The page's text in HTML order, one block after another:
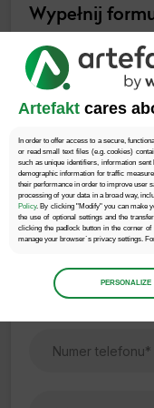
Artefakt cares
In order to offer access to a secure,
or read small text files (e.g. cookies)
such as unique identifiers, information
demographic information for traffic
their performance in order to improve user
processing of your data in a broad way,
Policy. By clicking "Modify" you can make
the use of optional settings and the
clicking the padlock button in the corner
manage your browser`s privacy settings.
Manage
Select the consents of
PERSONALIZE
Wypełnij
Zamów